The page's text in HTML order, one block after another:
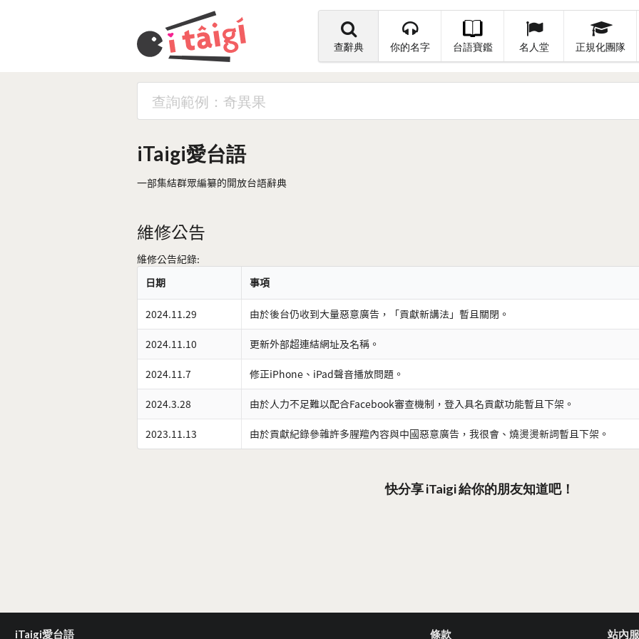
查辭典 你的名字 台語寶鑑 名人堂 正規化團隊
iTaigi愛台語
一部集結群眾編纂的開放台語辭典
維修公告
維修公告紀錄:
日期
事項
2024.11.29 由於後台仍收到大量惡意廣告，「貢獻新講法」暫且關閉。
2024.11.10 更新外部超連結網址及名稱。
2024.11.7 修正iPhone、iPad聲音播放問題。
2024.3.28 由於人力不足難以配合Facebook審查機制，登入具名貢獻功能暫且下架。
2023.11.13 由於貢獻紀錄參雜許多腥羶內容與中國惡意廣告，我很會、燒燙燙新詞暫且下架。
快分享 iTaigi 給你的朋友知道吧！
iTaigi愛台語 條款 站內